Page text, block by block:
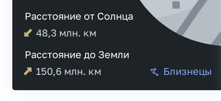
Расстояние от Солнца
48,3 млн. км
Расстояние до Земли
150,6 млн. км Близнецы